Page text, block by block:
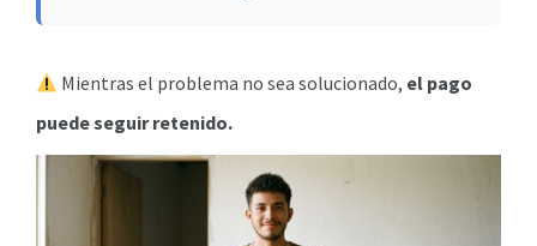
Mientras el problema no sea solucionado, el pago
puede seguir retenido.